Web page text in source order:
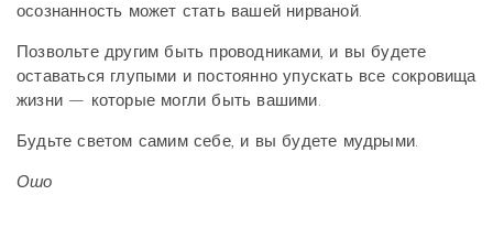
осознанность может стать вашей нирваной.
Позвольте другим быть проводниками, и вы будете
оставаться глупыми и постоянно упускать все сокровища
жизни — которые могли быть вашими.
Будьте светом самим себе, и вы будете мудрыми.
Ошо